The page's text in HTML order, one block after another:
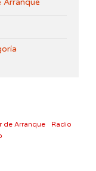
de Arranque
Radio